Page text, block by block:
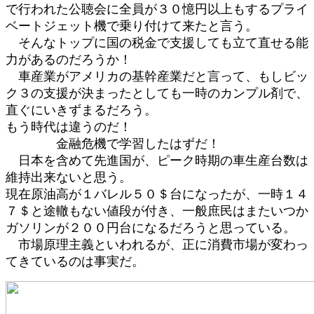
で行われた公聴会に全員が３０憶円以上もするプライ
ベートジェット機で乗り付けて来たと言う。
そんなトップに国の税金で支援しても立て直せる能
力があるのだろうか！
車産業がアメリカの基幹産業だと言って、もしビッ
ク３の支援が決まったとしても一時のカンプル剤で、
直ぐにいきずまるだろう。
もう時代は違うのだ！
金融危機で学習したはずだ！
日本を含めて先進国が、ピーク時期の車生産台数は
維持出来ないと思う。
現在原油高が１バレル５０＄台になったが、一時１４
７＄と途轍もない値段が付き、一般庶民はまたいつか
ガソリンが２００円台になるだろうと思っている。
市場原理主義といわれるが、正に消費市場が変わっ
てきているのは事実だ。